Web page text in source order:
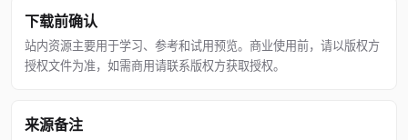
下载前确认
站内资源主要用于学习、参考和试用预览。商业使用前，请以版权方
授权文件为准，如需商用请联系版权方获取授权。
来源备注